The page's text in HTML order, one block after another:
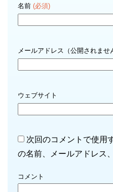
名前 (必須)
メールアドレス（公開されませ
ウェブサイト
次回のコメントで使用
の名前、メールアドレス
コメント